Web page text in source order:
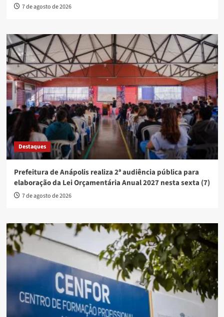
7 de agosto de 2026
Destaques
Prefeitura de Anápolis realiza 2ª audiência pública para
elaboração da Lei Orçamentária Anual 2027 nesta sexta (7)
7 de agosto de 2026